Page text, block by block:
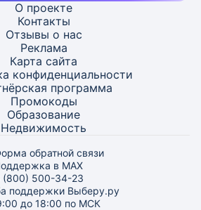
О проекте
Контакты
Отзывы о нас
Реклама
Карта сайта
конфиденциальности
программа
Промокоды
Образование
Недвижимость
обратной связи
в MAX
(800) 500-34-23
поддержки Выберу.ру
до 18:00 по МСК